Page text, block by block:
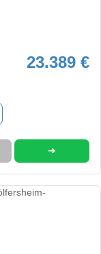
23.389 €
➜